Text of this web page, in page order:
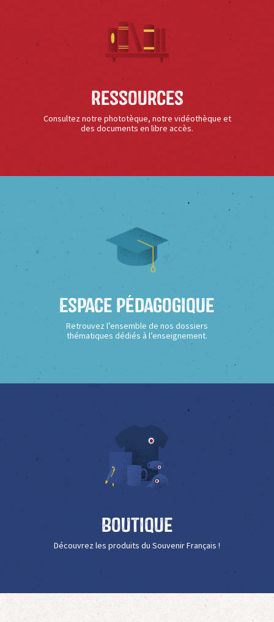
Ressources
Consultez notre phototèque, notre vidéothèque et
des documents en libre accès.
Espace Pédagogique
Retrouvez l’ensemble de nos dossiers
thématiques dédiés à l’enseignement.
Boutique
Découvrez les produits du Souvenir Français !